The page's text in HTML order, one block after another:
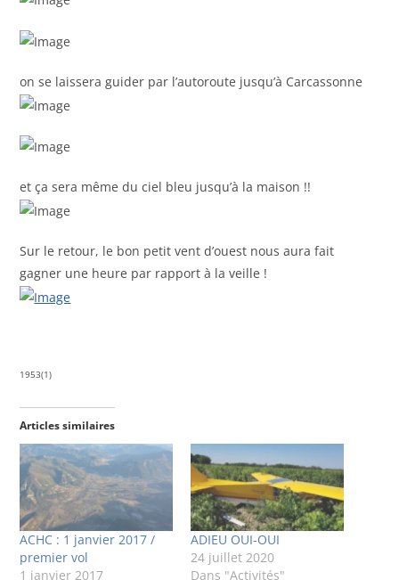
on se laissera guider par l’autoroute jusqu’à Carcassonne
et ça sera même du ciel bleu jusqu’à la maison !!
Sur le retour, le bon petit vent d’ouest nous aura fait
gagner une heure par rapport à la veille !
1953(1)
Articles similaires
ACHC : 1 janvier 2017 /
premier vol
1 janvier 2017
ADIEU OUI-OUI
24 juillet 2020
Dans "Activités"